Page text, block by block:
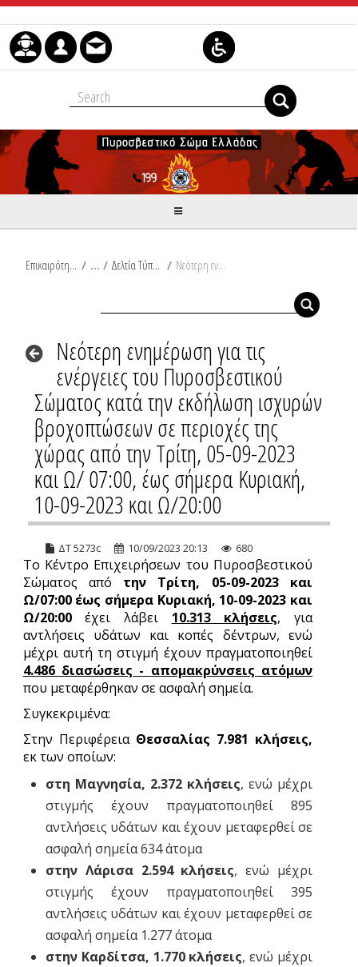
Skip to Content
Επικαιρότητα / Δελτία Τύπου / Νεότερη ενημέρωση για τις ενέργειες του Πυροσβεστικού Σώματος κατά την εκδήλωση ισχυρών βροχοπτώσεων σε περιοχές της χώρας από την Τρίτη, 05-09-2023 και Ω/ 07:00, έως σήμερα Κυριακή, 10-09-2023 και Ω/20:00
Νεότερη ενημέρωση για τις
ενέργειες του Πυροσβεστικού
Σώματος κατά την εκδήλωση ισχυρών
βροχοπτώσεων σε περιοχές της
χώρας από την Τρίτη, 05-09-2023
και Ω/ 07:00, έως σήμερα Κυριακή,
10-09-2023 και Ω/20:00
ΔΤ 5273c 10/09/2023 20:13 680
Το Κέντρο Επιχειρήσεων του Πυροσβεστικού
Σώματος από την Τρίτη, 05-09-2023 και
Ω/07:00 έως σήμερα Κυριακή, 10-09-2023 και
Ω/20:00έχει λάβει 10.313 κλήσεις, για
αντλήσεις υδάτων και κοπές δέντρων, ενώ
μέχρι αυτή τη στιγμή έχουν πραγματοποιηθεί
4.486 διασώσεις - απομακρύνσεις ατόμων
που μεταφέρθηκαν σε ασφαλή σημεία.
Συγκεκριμένα:
Στην Περιφέρεια Θεσσαλίας 7.981 κλήσεις,
εκ των οποίων:
στη Μαγνησία, 2.372 κλήσεις, ενώ μέχρι
στιγμής έχουν πραγματοποιηθεί 895
αντλήσεις υδάτων και έχουν μεταφερθεί σε
ασφαλή σημεία 634 άτομα
στην Λάρισα 2.594 κλήσεις, ενώ μέχρι
στιγμής έχουν πραγματοποιηθεί 395
αντλήσεις υδάτων και έχουν μεταφερθεί σε
ασφαλή σημεία 1.277 άτομα
στην Καρδίτσα, 1.770 κλήσεις, ενώ μέχρι